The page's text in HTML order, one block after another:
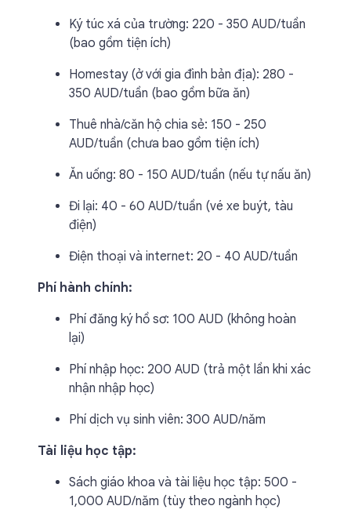
Ký túc xá của trường: 220 - 350 AUD/tuần
(bao gồm tiện ích)
Homestay (ở với gia đình bản địa): 280 -
350 AUD/tuần (bao gồm bữa ăn)
Thuê nhà/căn hộ chia sẻ: 150 - 250
AUD/tuần (chưa bao gồm tiện ích)
Ăn uống: 80 - 150 AUD/tuần (nếu tự nấu ăn)
Đi lại: 40 - 60 AUD/tuần (vé xe buýt, tàu
điện)
Điện thoại và internet: 20 - 40 AUD/tuần
Phí hành chính:
Phí đăng ký hồ sơ: 100 AUD (không hoàn
lại)
Phí nhập học: 200 AUD (trả một lần khi xác
nhận nhập học)
Phí dịch vụ sinh viên: 300 AUD/năm
Tài liệu học tập:
Sách giáo khoa và tài liệu học tập: 500 -
1,000 AUD/năm (tùy theo ngành học)